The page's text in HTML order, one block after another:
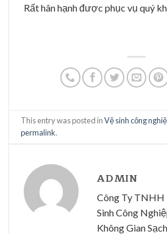
Rất hân hạnh được phục vụ quý
This entry was posted inVệ sinh công
permalink.
ADMIN
Công Ty
Sinh Công
Không Gian